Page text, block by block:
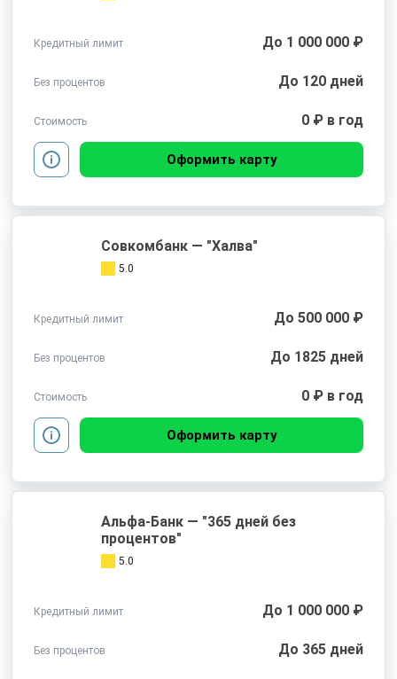
Кредитный лимит До 1 000 000 ₽
Без процентов До 120 дней
Стоимость 0 ₽ в год
Оформить карту
Совкомбанк — "Халва"
5.0
Кредитный лимит До 500 000 ₽
Без процентов До 1825 дней
Стоимость 0 ₽ в год
Оформить карту
Альфа-Банк — "365 дней без
процентов"
5.0
Кредитный лимит До 1 000 000 ₽
Без процентов До 365 дней